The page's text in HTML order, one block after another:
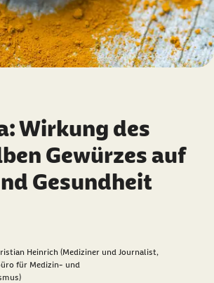
Wirkung des
Gewürzes auf
Gesundheit
Heinrich (Mediziner und Journalist,
für Medizin- und